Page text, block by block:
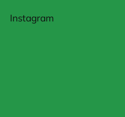
Instagram